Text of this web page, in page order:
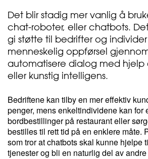
Det blir stadig mer vanlig å
chat-roboter, eller chatbots.
gi støtte til bedrifter og
menneskelig oppførsel
automatisere dialog med hjelp
eller kunstig intelligens.
Bedriftene kan tilby en mer effektiv
penger, mens enkeltindividene kan for
bordbestillinger på restaurant eller
bestilles til rett tid på en enklere måte.
som tror at chatbots skal kunne hjelpe
tjenester og bli en naturlig del av